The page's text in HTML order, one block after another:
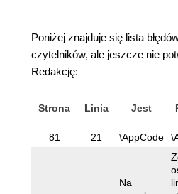
Poniżej znajduje się lista
czytelników, ale jeszcze nie
Redakcję:
Strona Linia Jest
81 21 \AppCode
Na